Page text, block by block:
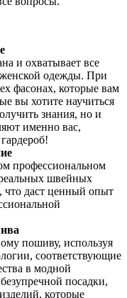
и охватывает все
одежды. При
фасонах, которые вам
вы хотите научиться
знания, но и
именно вас,
профессиональном
швейных
что даст ценный опыт
пошиву, используя
соответствующие
в модной
посадки,
которые